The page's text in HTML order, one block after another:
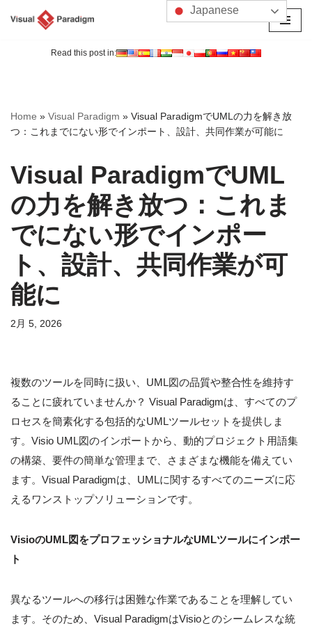
へ
ス
ッ
プ
Read this post in:
Home » Visual Paradigm » Visual ParadigmでUMLの力を解き放
つ：これまでにない形でインポート、設計、共同作業が可能に
Visual ParadigmでUML
の力を解き放つ：これま
でにない形でインポー
ト、設計、共同作業が可
能に
2月 5, 2026
複数のツールを同時に扱い、UML図の品質や整合性を維持す
ることに疲れていませんか？ Visual Paradigmは、すべてのプ
ロセスを簡素化する包括的なUMLツールセットを提供しま
す。Visio UML図のインポートから、動的プロジェクト用語集
の構築、要件の簡単な管理まで、さまざまな機能を備えてい
ます。Visual Paradigmは、UMLに関するすべてのニーズに応
えるワンストップソリューションです。
VisioのUML図をプロフェッショナルなUMLツールにインポー
ト
異なるツールへの移行は困難な作業であることを理解してい
ます。そのため、Visual ParadigmはVisioとのシームレスな統
Japanese